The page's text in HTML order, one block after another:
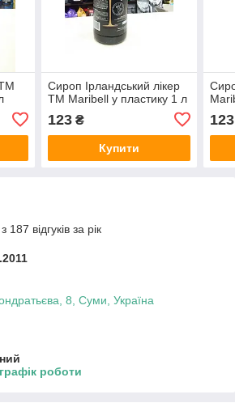
Сироп Ірландський лікер
ТМ Maribell у пластику 1 л
123₴
Купити
123
відгуків за рік
8, Суми, Україна
роботи